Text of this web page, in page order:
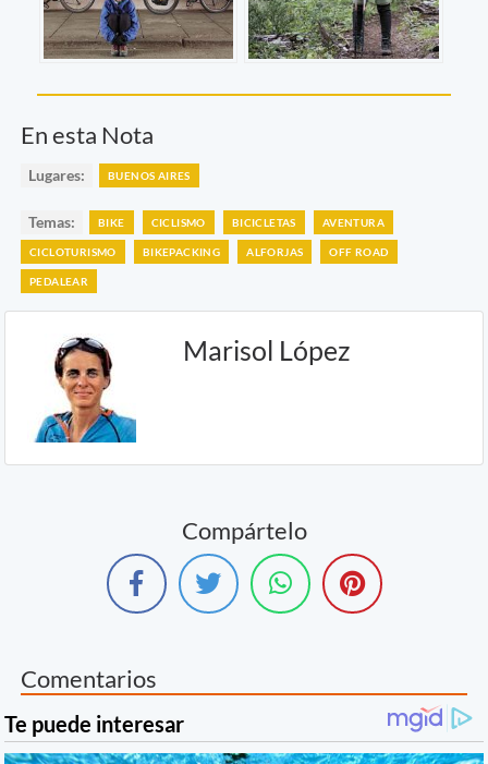
En esta Nota
Lugares: BUENOS AIRES
Temas: BIKE CICLISMO BICICLETAS AVENTURA
CICLOTURISMO BIKEPACKING ALFORJAS OFF ROAD
PEDALEAR
Marisol López
Compártelo
Comentarios